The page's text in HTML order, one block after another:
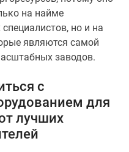
на найме
но и на
являются самой
заводов.
с
для
лучших